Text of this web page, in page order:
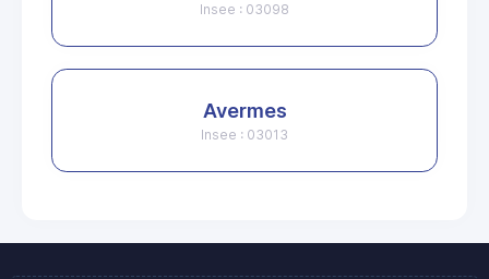
Insee : 03098
Avermes
Insee : 03013